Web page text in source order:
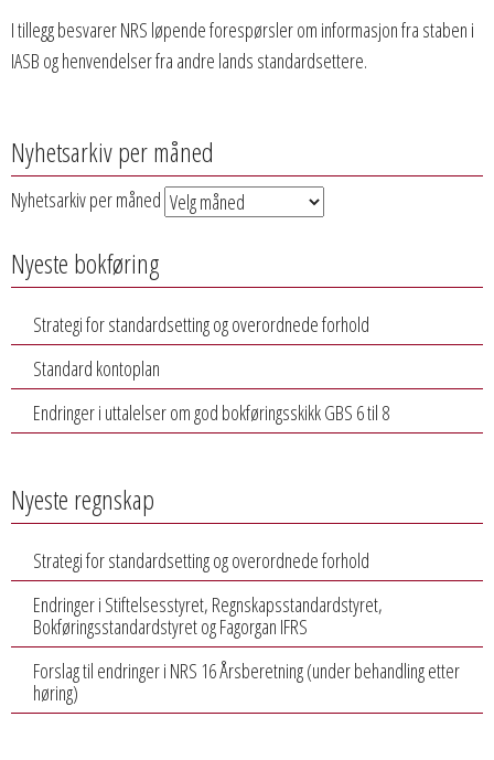
I tillegg besvarer NRS løpende forespørsler om informasjon fra staben i
IASB og henvendelser fra andre lands standardsettere.
Nyhetsarkiv per måned
Nyhetsarkiv per måned
Nyeste bokføring
Strategi for standardsetting og overordnede forhold
Standard kontoplan
Endringer i uttalelser om god bokføringsskikk GBS 6 til 8
Nyeste regnskap
Strategi for standardsetting og overordnede forhold
Endringer i Stiftelsesstyret, Regnskapsstandardstyret,
Bokføringsstandardstyret og Fagorgan IFRS
Forslag til endringer i NRS 16 Årsberetning (under behandling etter
høring)